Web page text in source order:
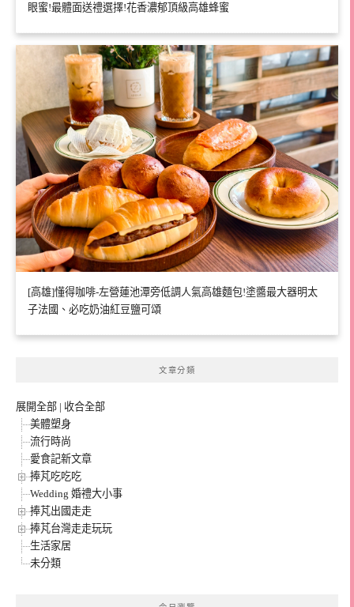
眼蜜!最體面送禮選擇!花香濃郁頂級高雄蜂蜜
[高雄]懂得咖啡-左營蓮池潭旁低調人氣高雄麵包!塗醬最大器明太
子法國、必吃奶油紅豆鹽可頌
文章分類
展開全部 | 收合全部
美體塑身
流行時尚
愛食記新文章
捧芃吃吃吃
Wedding 婚禮大小事
捧芃出國走走
捧芃台灣走走玩玩
生活家居
未分類